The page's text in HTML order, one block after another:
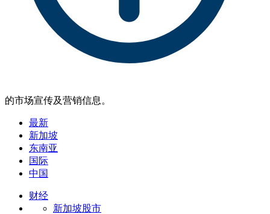
的市场宣传及营销信息。
最新
新加坡
东南亚
国际
中国
财经
新加坡股市